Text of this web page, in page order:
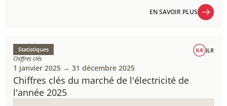
EN SAVOIR PLUS
Chiffres clés du marché de l'électricité de
l'année 2025
Statistiques
Chiffres clés
ILR
1 janvier 2025 → 31 décembre 2025